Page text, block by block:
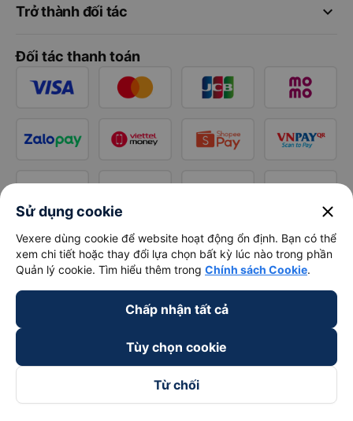
keyboard_arrow_down
Trở thành đối tác
Đối tác thanh toán
Sử dụng cookie close
Vexere dùng cookie để website hoạt động ổn định. Bạn có thể
xem chi tiết hoặc thay đổi lựa chọn bất kỳ lúc nào trong phần
Quản lý cookie. Tìm hiểu thêm trong Chính sách Cookie.
Chấp nhận tất cả
Tùy chọn cookie
Từ chối